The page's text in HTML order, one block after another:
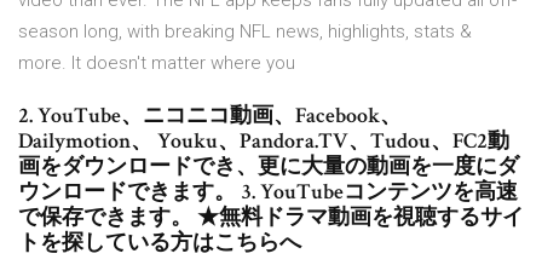
season long, with breaking NFL news, highlights, stats &
more. It doesn't matter where you
2. YouTube、ニコニコ動画、Facebook、
Dailymotion、 Youku、Pandora.TV、Tudou、FC2動
画をダウンロードでき、更に大量の動画を一度にダ
ウンロードできます。 3. YouTubeコンテンツを高速
で保存できます。 ★無料ドラマ動画を視聴するサイ
トを探している方はこちらへ